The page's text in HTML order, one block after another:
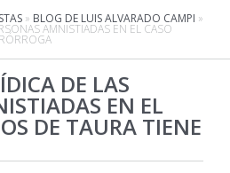
» BLOG DE LUIS ALVARADO CAMPI »
AMNISTIADAS EN EL CASO
DE LAS
EN EL
DE TAURA TIENE